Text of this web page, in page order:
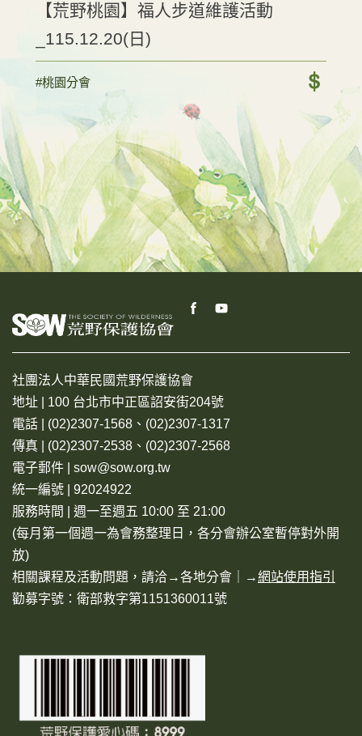
【荒野桃園】福人步道維護活動
_115.12.20(日)
#桃園分會
社團法人中華民國荒野保護協會
地址 | 100 台北市中正區詔安街204號
電話 | (02)2307-1568、(02)2307-1317
傳真 | (02)2307-2538、(02)2307-2568
電子郵件 | sow@sow.org.tw
統一編號 | 92024922
服務時間 | 週一至週五 10:00 至 21:00
(每月第一個週一為會務整理日，各分會辦公室暫停對外開
放)
相關課程及活動問題，請洽→各地分會 ｜→網站使用指引
勸募字號：衛部救字第1151360011號